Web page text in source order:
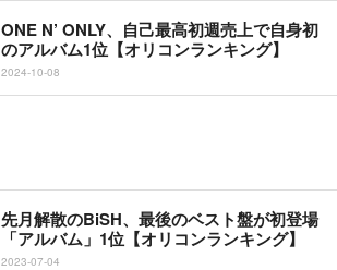
ONE N’ ONLY、自己最高初週売上で自身初
のアルバム1位【オリコンランキング】
2024-10-08
先月解散のBiSH、最後のベスト盤が初登場
「アルバム」1位【オリコンランキング】
2023-07-04